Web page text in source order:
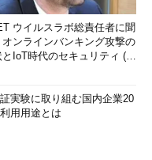
ウイルスラボ総責任者に聞
オンラインバンキング攻撃の
とIoT時代のセキュリティ (1/
実験に取り組む国内企業20
用用途とは